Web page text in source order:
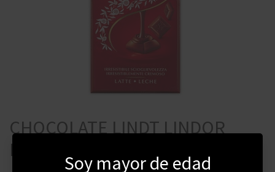
CHOCOLATE LINDT LINDOR
LECHE 100 GRAMOS
Soy mayor de edad